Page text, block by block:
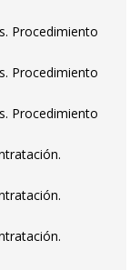
Procedimiento
Procedimiento
Procedimiento